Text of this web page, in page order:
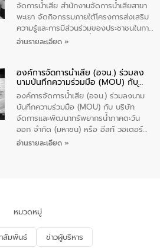
(นันทวิทยา) เทศบาลนครปากเกร็ด อำเภอ
ปากเกร็ด จังหวัดนนทบุรี จำนวน 30 คน
จัดการน้ำเสีย สำนักงานจัดการน้ำเสียสาขา
พะเยา จัดกิจกรรมภายใต้โครงการส่งเสริม
ความรู้และการมีส่วนร่วมของประชาชนในการ
ป้องกันและแก้ไขปัญหาน้ำเสียอย่างยั่งยืน
ชุมชนและการบำบัดน้ำเสียเบื้องต้น ให้กับ
นักเรียนชั้นประถมศึกษาปีที่ 5 โรงเรียน
เทศบาล 1 (พะเยาประชานุกูล) จำนวน 30
คน
อ่านรายละเอียด »
องค์การจัดการน้ำเสีย (อจน.) ร่วมลง
นามบันทึกความร่วมมือ (MOU) กับ
บริษัท จัดการและพัฒนาทรัพยากรน้ำ
ภาคตะวันออก จำกัด (มหาชน) หรือ อีส
ท์ วอเตอร์
องค์การจัดการน้ำเสีย (อจน.) ร่วมลงนาม
บันทึกความร่วมมือ (MOU) กับ บริษัท
จัดการและพัฒนาทรัพยากรน้ำภาคตะวัน
ออก จำกัด (มหาชน) หรือ อีสท์ วอเตอร์
เมื่อวันอังคารที่ 4 สิงหาคม 2569 ณ ห้อง
ด้านน้ำของประเทศ และเตรียมความพร้อม
รองรับการเติบโตของเมือง รวมถึงการ
ลงทุนในอุตสาหกรรมแห่งอนาคต ตลอดจน
มุ่งตอบโจทย์ความท้าทายจากวิกฤตการ
อ่านรายละเอียด »
หมวดหมู่
สัมพันธ์ ข่าวผู้บริหาร